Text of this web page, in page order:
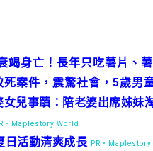
竭身亡！長年只吃薯片、
案件，震驚社會，5歲男
兒事蹟：陪老婆出席姊妹
・Maplestory World
活動清爽成長 PR・Maplestory